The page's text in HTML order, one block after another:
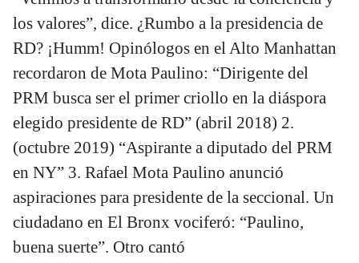
los valores”, dice. ¿Rumbo a la presidencia de
RD? ¡Humm! Opinólogos en el Alto Manhattan
recordaron de Mota Paulino: “Dirigente del
PRM busca ser el primer criollo en la diáspora
elegido presidente de RD” (abril 2018) 2.
(octubre 2019) “Aspirante a diputado del PRM
en NY” 3. Rafael Mota Paulino anunció
aspiraciones para presidente de la seccional. Un
ciudadano en El Bronx vociferó: “Paulino,
buena suerte”. Otro cantó